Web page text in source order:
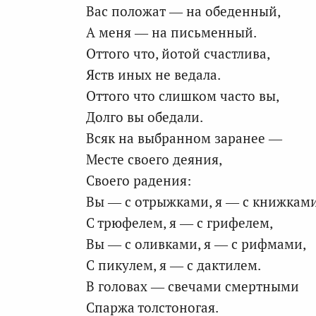
Вас положат — на обеденный,
А меня — на письменный.
Оттого что, йотой счастлива,
Яств иных не ведала.
Оттого что слишком часто вы,
Долго вы обедали.
Всяк на выбранном заранее —
Месте своего деяния,
Своего радения:
Вы — с отрыжками, я — с
С трюфелем, я — с грифелем,
Вы — с оливками, я — с рифмами,
С пикулем, я — с дактилем.
В головах — свечами смертными
Спаржа толстоногая.